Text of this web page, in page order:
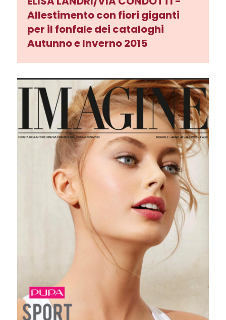
Allestimento con fiori giganti
per il fonfale dei cataloghi
Autunno e Inverno 2015